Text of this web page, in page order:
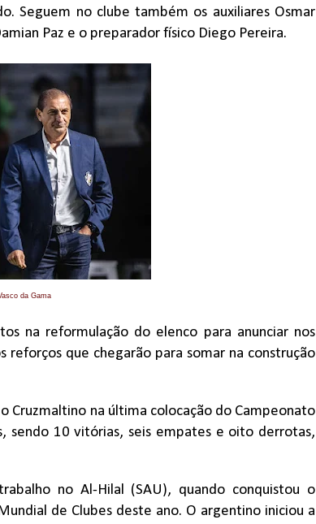
Seguem no clube também os auxiliares Osmar
Paz e o preparador físico Diego Pereira.
da Gama
na reformulação do elenco para anunciar nos
reforços que chegarão para somar na construção
Cruzmaltino na última colocação do Campeonato
sendo 10 vitórias, seis empates e oito derrotas,
no Al-Hilal (SAU), quando conquistou o
de Clubes deste ano. O argentino iniciou a